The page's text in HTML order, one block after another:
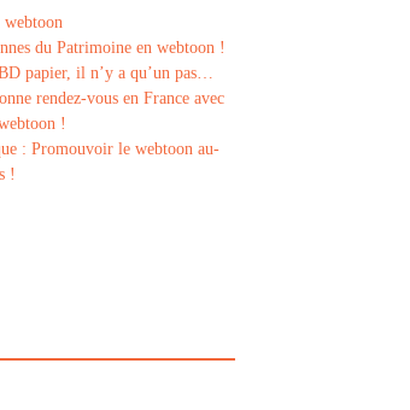
webtoon
du Patrimoine en webtoon !
papier, il n’y a qu’un pas…
rendez-vous en France avec
!
: Promouvoir le webtoon au-
!